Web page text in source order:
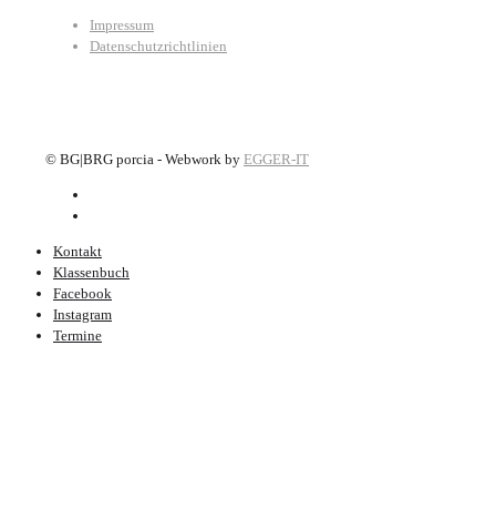
Impressum
Datenschutzrichtlinien
© BG|BRG porcia - Webwork by EGGER-IT
Kontakt
Klassenbuch
Facebook
Instagram
Termine